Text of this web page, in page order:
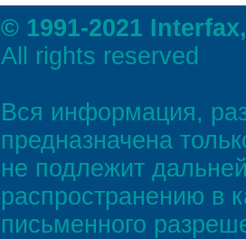
© 1991-2021
All rights reserved
Вся информация,
предназначена
не подлежит
распространению в
письменного